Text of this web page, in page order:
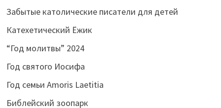
Забытые католические писатели для детей
Катехетический Ёжик
“Год молитвы” 2024
Год святого Иосифа
Год семьи Amoris Laetitia
Библейский зоопарк